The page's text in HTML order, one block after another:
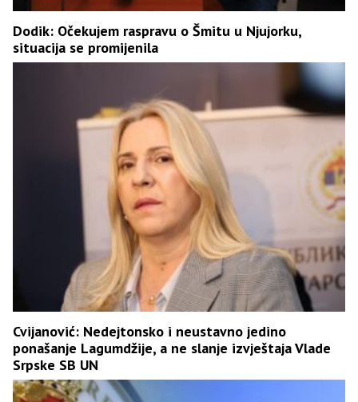
Dodik: Očekujem raspravu o Šmitu u Njujorku,
situacija se promijenila
Cvijanović: Nedejtonsko i neustavno jedino
ponašanje Lagumdžije, a ne slanje izvještaja Vlade
Srpske SB UN